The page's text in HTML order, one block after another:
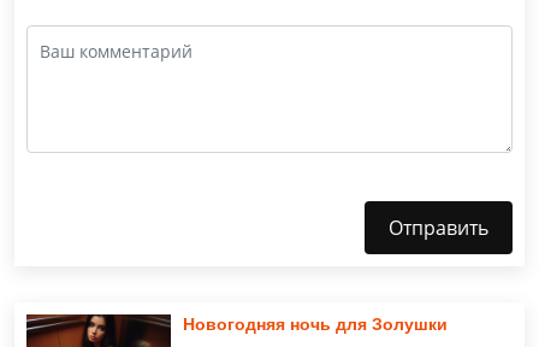
Отправить
Новогодняя ночь для Золушки